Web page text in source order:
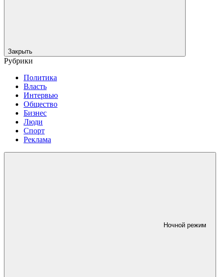
Закрыть
Рубрики
Политика
Власть
Интервью
Общество
Бизнес
Люди
Спорт
Реклама
Ночной режим